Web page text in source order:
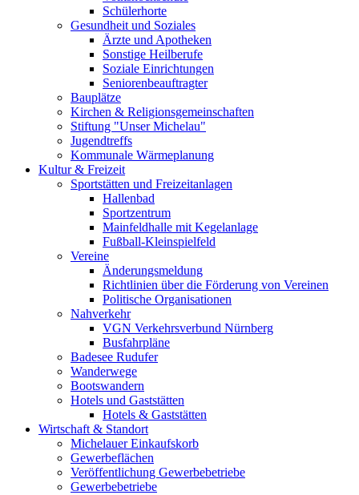
Schülerhorte
Gesundheit und Soziales
Ärzte und Apotheken
Sonstige Heilberufe
Soziale Einrichtungen
Seniorenbeauftragter
Bauplätze
Kirchen & Religionsgemeinschaften
Stiftung "Unser Michelau"
Jugendtreffs
Kommunale Wärmeplanung
Kultur & Freizeit
Sportstätten und Freizeitanlagen
Hallenbad
Sportzentrum
Mainfeldhalle mit Kegelanlage
Fußball-Kleinspielfeld
Vereine
Änderungsmeldung
Richtlinien über die Förderung von Vereinen
Politische Organisationen
Nahverkehr
VGN Verkehrsverbund Nürnberg
Busfahrpläne
Badesee Rudufer
Wanderwege
Bootswandern
Hotels und Gaststätten
Hotels & Gaststätten
Wirtschaft & Standort
Michelauer Einkaufskorb
Gewerbeflächen
Veröffentlichung Gewerbebetriebe
Gewerbebetriebe